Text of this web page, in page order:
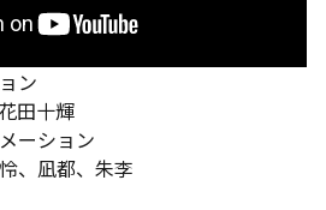
ン
田十輝
ーション
、凪都、朱李